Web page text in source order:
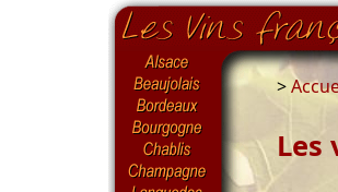
>
Les